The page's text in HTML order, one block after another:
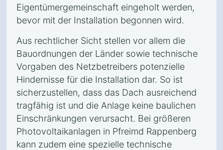
Eigentümergemeinschaft eingeholt werden,
bevor mit der Installation begonnen wird.
Aus rechtlicher Sicht stellen vor allem die
Bauordnungen der Länder sowie technische
Vorgaben des Netzbetreibers potenzielle
Hindernisse für die Installation dar. So ist
sicherzustellen, dass das Dach ausreichend
tragfähig ist und die Anlage keine baulichen
Einschränkungen verursacht. Bei größeren
Photovoltaikanlagen in Pfreimd Rappenberg
kann zudem eine spezielle technische